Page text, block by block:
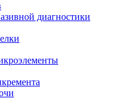
диагностики